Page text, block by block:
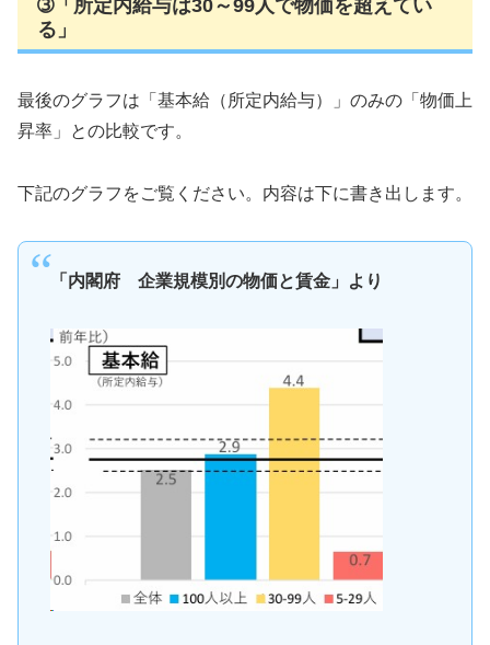
➂「所定内給与は30～99人で物価を超えてい
る」
最後のグラフは「基本給（所定内給与）」のみの「物価上
昇率」との比較です。
下記のグラフをご覧ください。内容は下に書き出します。
「内閣府 企業規模別の物価と賃金」より